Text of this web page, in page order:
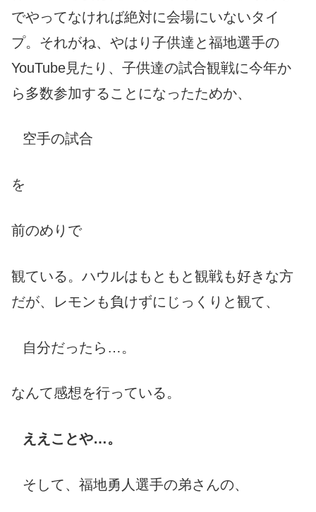
でやってなければ絶対に会場にいないタイ
プ。それがね、やはり子供達と福地選手の
YouTube見たり、子供達の試合観戦に今年か
ら多数参加することになったためか、
空手の試合
を
前のめりで
観ている。ハウルはもともと観戦も好きな方
だが、レモンも負けずにじっくりと観て、
自分だったら…。
なんて感想を行っている。
ええことや…。
そして、福地勇人選手の弟さんの、